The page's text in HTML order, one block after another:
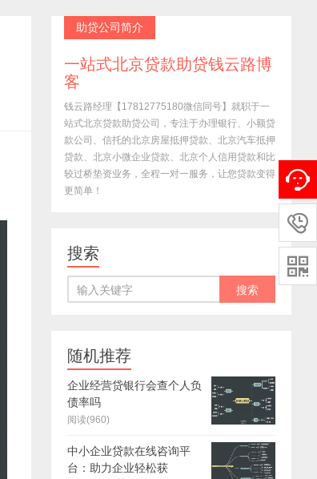
助贷公司简介
一站式北京贷款助贷钱云路博
客
钱云路经理【17812775180微信同号】就职于一
站式北京贷款助贷公司，专注于办理银行、小额贷
款公司、信托的北京房屋抵押贷款、北京汽车抵押
贷款、北京小微企业贷款、北京个人信用贷款和比
较过桥垫资业务，全程一对一服务，让您贷款变得
更简单！
搜索
随机推荐
企业经营贷银行会查个人负
债率吗
阅读(960)
中小企业贷款在线咨询平
台：助力企业轻松获

